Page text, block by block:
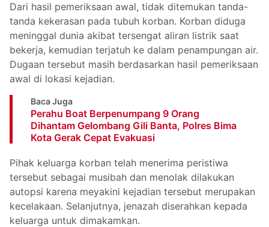
Dari hasil pemeriksaan awal, tidak ditemukan tanda-
tanda kekerasan pada tubuh korban. Korban diduga
meninggal dunia akibat tersengat aliran listrik saat
bekerja, kemudian terjatuh ke dalam penampungan air.
Dugaan tersebut masih berdasarkan hasil pemeriksaan
awal di lokasi kejadian.
Baca Juga
Perahu Boat Berpenumpang 9 Orang
Dihantam Gelombang Gili Banta, Polres Bima
Kota Gerak Cepat Evakuasi
Pihak keluarga korban telah menerima peristiwa
tersebut sebagai musibah dan menolak dilakukan
autopsi karena meyakini kejadian tersebut merupakan
kecelakaan. Selanjutnya, jenazah diserahkan kepada
keluarga untuk dimakamkan.